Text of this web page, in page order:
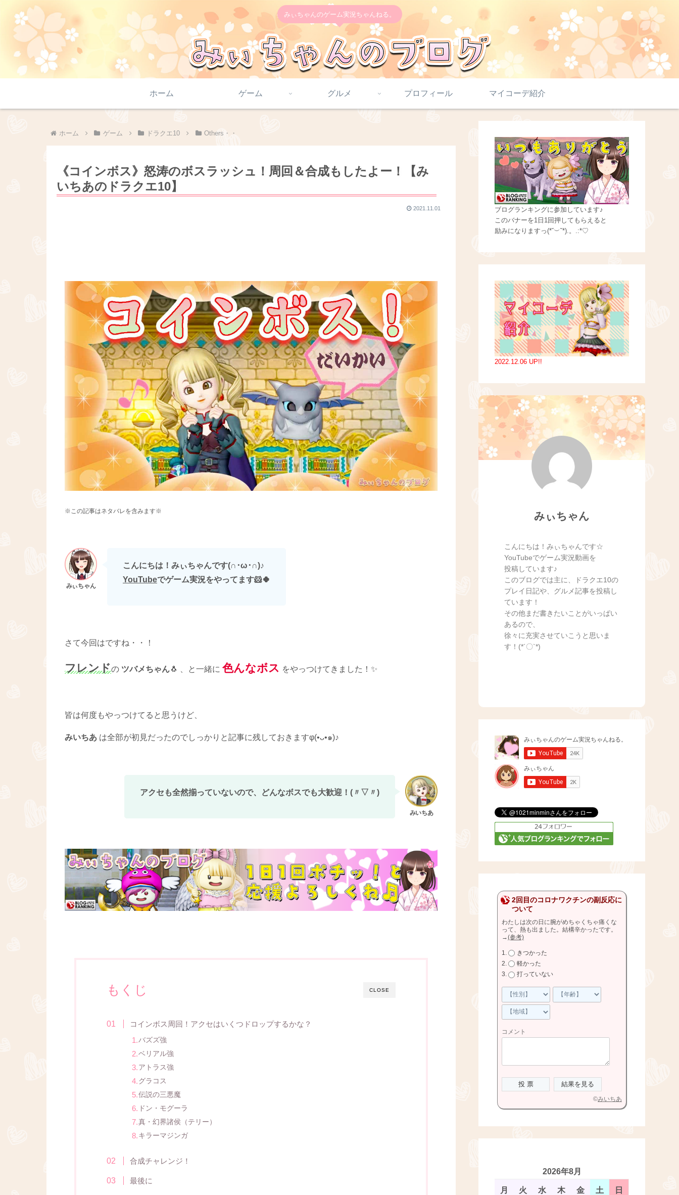
みぃちゃんのゲーム実況ちゃんねる。
ホーム ゲーム グルメ プロフィール マイコーデ紹介
ホーム ゲーム ドラクエ10 Others・・
《コインボス》怒涛のボスラッシュ！周回＆合成もしたよー！【み
いちあのドラクエ10】
2021.11.01
※この記事はネタバレを含みます※
こんにちは！みぃちゃんです(∩･ω･∩)♪
YouTubeでゲーム実況をやってます🐹🍀
さて今回はですね・・！
フレンドの ツバメちゃん🐧 、と一緒に 色んなボス をやっつけてきました！✨
皆は何度もやっつけてると思うけど、
みいちあ は全部が初見だったのでしっかりと記事に残しておきますφ(•ᴗ•๑)♪
アクセも全然揃っていないので、どんなボスでも大歓迎！(〃▽〃)
CLOSE
もくじ
コインボス周回！アクセはいくつドロップするかな？
バズズ強
ベリアル強
アトラス強
グラコス
伝説の三悪魔
ドン・モグーラ
真・幻界諸侯（テリー）
キラーマジンガ
合成チャレンジ！
最後に
ブログランキングに参加しています♪
このバナーを1日1回押してもらえると
励みになりますっ(*˘︶˘*).。.:*♡
2022.12.06 UP!!
みぃちゃん
こんにちは！みぃちゃんです☆
YouTubeでゲーム実況動画を
投稿しています♪
このブログでは主に、ドラクエ10の
プレイ日記や、グルメ記事を投稿し
ています！
その他まだ書きたいことがいっぱい
あるので、
徐々に充実させていこうと思いま
す！(*´〇`*)
2回目のコロナワクチンの副反応に
ついて
わたしは次の日に腕がめちゃくちゃ痛くな
って、熱も出ました。結構辛かったです。
→(参考)
きつかった
軽かった
打っていない
コメント
©みいちあ
2026年8月
月 火 水 木 金 土 日